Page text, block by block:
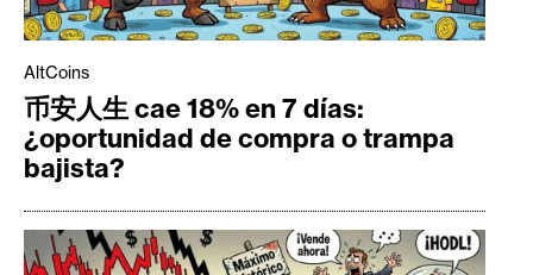
AltCoins
币安人生 cae 18% en 7 días:
¿oportunidad de compra o trampa
bajista?